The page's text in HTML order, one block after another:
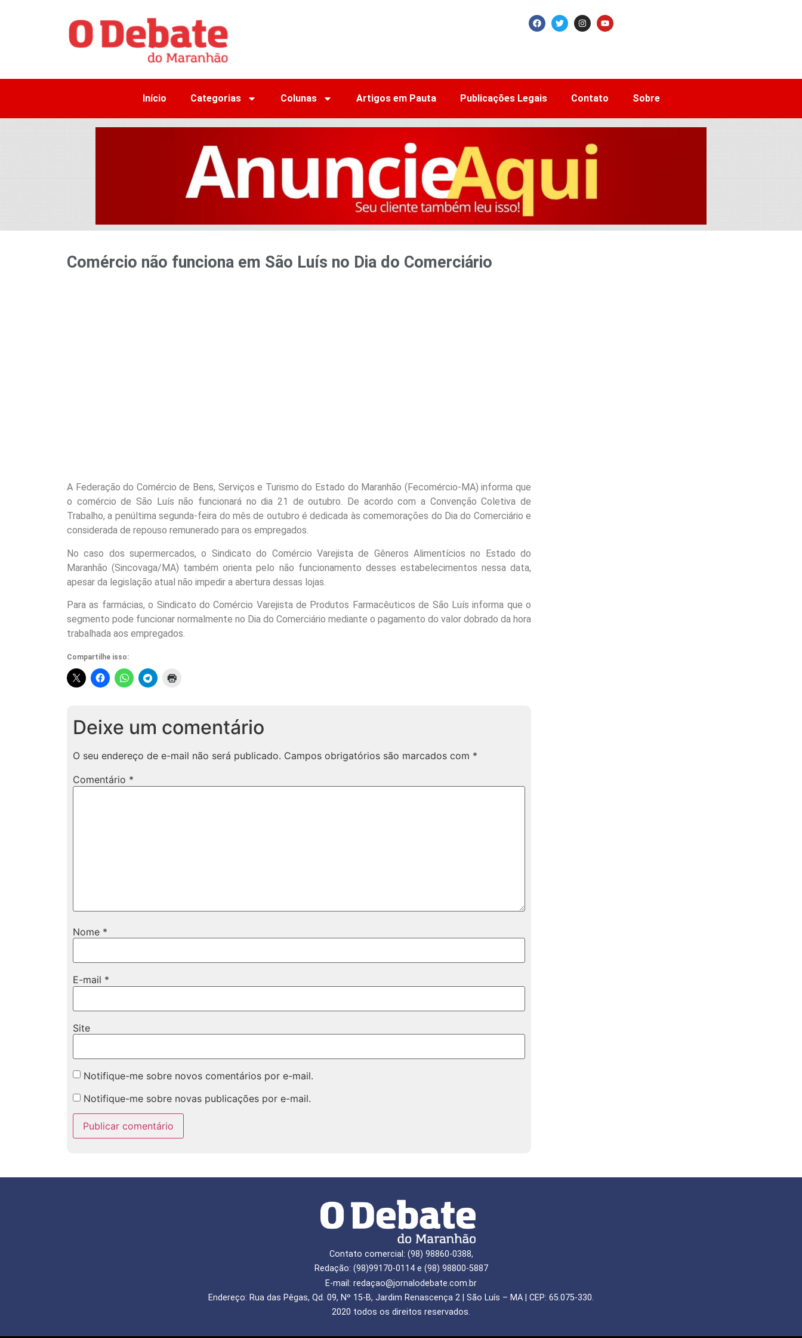
Início Categorias Colunas Artigos em Pauta Publicações Legais Contato Sobre
Comércio não funciona em São Luís no Dia do Comerciário
A Federação do Comércio de Bens, Serviços e Turismo do Estado do Maranhão (Fecomércio-MA) informa que
o comércio de São Luís não funcionará no dia 21 de outubro. De acordo com a Convenção Coletiva de
Trabalho, a penúltima segunda-feira do mês de outubro é dedicada às comemorações do Dia do Comerciário e
considerada de repouso remunerado para os empregados.
No caso dos supermercados, o Sindicato do Comércio Varejista de Gêneros Alimentícios no Estado do
Maranhão (Sincovaga/MA) também orienta pelo não funcionamento desses estabelecimentos nessa data,
apesar da legislação atual não impedir a abertura dessas lojas.
Para as farmácias, o Sindicato do Comércio Varejista de Produtos Farmacêuticos de São Luís informa que o
segmento pode funcionar normalmente no Dia do Comerciário mediante o pagamento do valor dobrado da hora
trabalhada aos empregados.
Compartilhe isso:
Deixe um comentário
O seu endereço de e-mail não será publicado. Campos obrigatórios são marcados com *
Comentário *
Nome *
E-mail *
Site
Notifique-me sobre novos comentários por e-mail.
Notifique-me sobre novas publicações por e-mail.
Contato comercial: (98) 98860-0388,
Redação: (98)99170-0114 e (98) 98800-5887
E-mail: redaçao@jornalodebate.com.br
Endereço: Rua das Pêgas, Qd. 09, Nº 15-B, Jardim Renascença 2 | São Luís – MA | CEP: 65.075-330.
2020 todos os direitos reservados.